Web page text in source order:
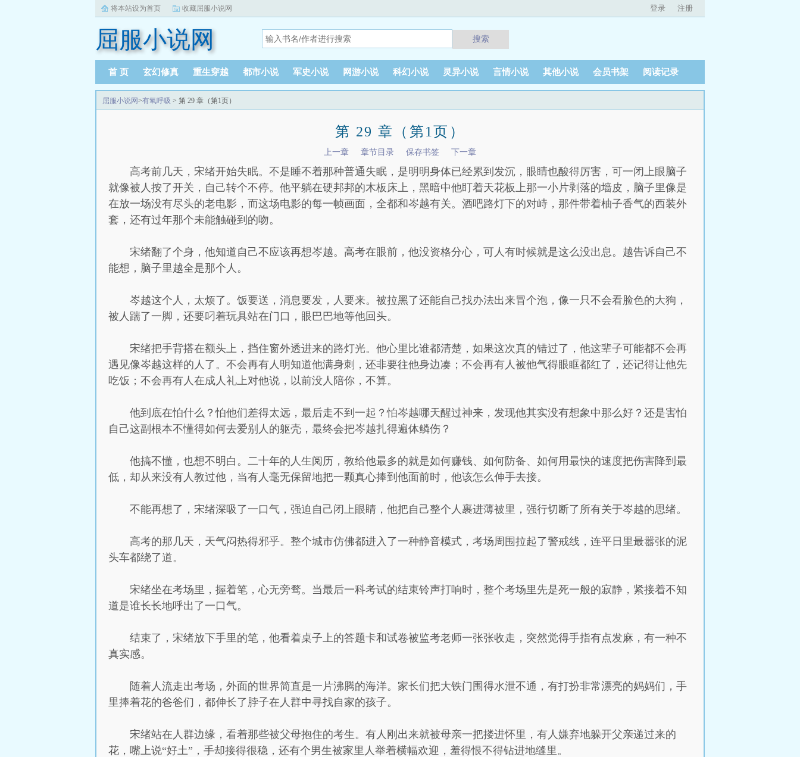
将本站设为首页 收藏屈服小说网 登录 注册
屈服小说网 搜索
首 页 玄幻修真 重生穿越 都市小说 军史小说 网游小说 科幻小说 灵异小说 言情小说 其他小说 会员书架 阅读记录
屈服小说网>有氧呼吸 > 第 29 章（第1页）
第 29 章（第1页）
上一章 章节目录 保存书签 下一章
高考前几天，宋绪开始失眠。不是睡不着那种普通失眠，是明明身体已经累到发沉，眼睛也酸得厉害，可一闭上眼脑子
就像被人按了开关，自己转个不停。他平躺在硬邦邦的木板床上，黑暗中他盯着天花板上那一小片剥落的墙皮，脑子里像是
在放一场没有尽头的老电影，而这场电影的每一帧画面，全都和岑越有关。酒吧路灯下的对峙，那件带着柚子香气的西装外
套，还有过年那个未能触碰到的吻。
宋绪翻了个身，他知道自己不应该再想岑越。高考在眼前，他没资格分心，可人有时候就是这么没出息。越告诉自己不
能想，脑子里越全是那个人。
岑越这个人，太烦了。饭要送，消息要发，人要来。被拉黑了还能自己找办法出来冒个泡，像一只不会看脸色的大狗，
被人踹了一脚，还要叼着玩具站在门口，眼巴巴地等他回头。
宋绪把手背搭在额头上，挡住窗外透进来的路灯光。他心里比谁都清楚，如果这次真的错过了，他这辈子可能都不会再
遇见像岑越这样的人了。不会再有人明知道他满身刺，还非要往他身边凑；不会再有人被他气得眼眶都红了，还记得让他先
吃饭；不会再有人在成人礼上对他说，以前没人陪你，不算。
他到底在怕什么？怕他们差得太远，最后走不到一起？怕岑越哪天醒过神来，发现他其实没有想象中那么好？还是害怕
自己这副根本不懂得如何去爱别人的躯壳，最终会把岑越扎得遍体鳞伤？
他搞不懂，也想不明白。二十年的人生阅历，教给他最多的就是如何赚钱、如何防备、如何用最快的速度把伤害降到最
低，却从来没有人教过他，当有人毫无保留地把一颗真心捧到他面前时，他该怎么伸手去接。
不能再想了，宋绪深吸了一口气，强迫自己闭上眼睛，他把自己整个人裹进薄被里，强行切断了所有关于岑越的思绪。
高考的那几天，天气闷热得邪乎。整个城市仿佛都进入了一种静音模式，考场周围拉起了警戒线，连平日里最嚣张的泥
头车都绕了道。
宋绪坐在考场里，握着笔，心无旁骛。当最后一科考试的结束铃声打响时，整个考场里先是死一般的寂静，紧接着不知
道是谁长长地呼出了一口气。
结束了，宋绪放下手里的笔，他看着桌子上的答题卡和试卷被监考老师一张张收走，突然觉得手指有点发麻，有一种不
真实感。
随着人流走出考场，外面的世界简直是一片沸腾的海洋。家长们把大铁门围得水泄不通，有打扮非常漂亮的妈妈们，手
里捧着花的爸爸们，都伸长了脖子在人群中寻找自家的孩子。
宋绪站在人群边缘，看着那些被父母抱住的考生。有人刚出来就被母亲一把搂进怀里，有人嫌弃地躲开父亲递过来的
花，嘴上说“好土”，手却接得很稳，还有个男生被家里人举着横幅欢迎，羞得恨不得钻进地缝里。